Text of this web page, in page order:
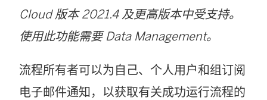
Cloud 版本 2021.4 及更高版本中受支持。
使用此功能需要Data Management。
流程所有者可以为自己、个人用户和组订阅
电子邮件通知，以获取有关成功运行流程的